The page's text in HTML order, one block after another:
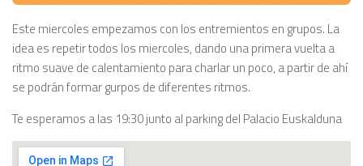
Este miercoles empezamos con los entremientos en grupos. La
idea es repetir todos los miercoles, dando una primera vuelta a
ritmo suave de calentamiento para charlar un poco, a partir de ahí
se podrán formar gurpos de diferentes ritmos.
Te esperamos a las 19:30 junto al parking del Palacio Euskalduna